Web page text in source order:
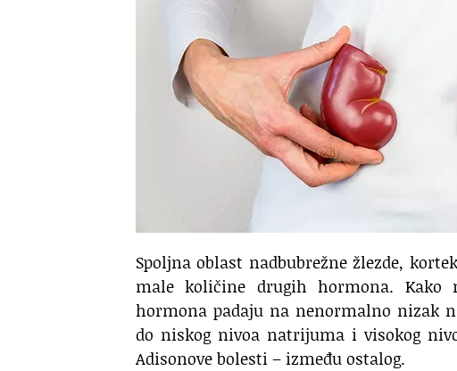
Spoljna oblast nadbubrežne žlezde,
male količine drugih hormona. Kako
hormona padaju na nenormalno nizak
do niskog nivoa natrijuma i visokog
Adisonove bolesti – između ostalog.